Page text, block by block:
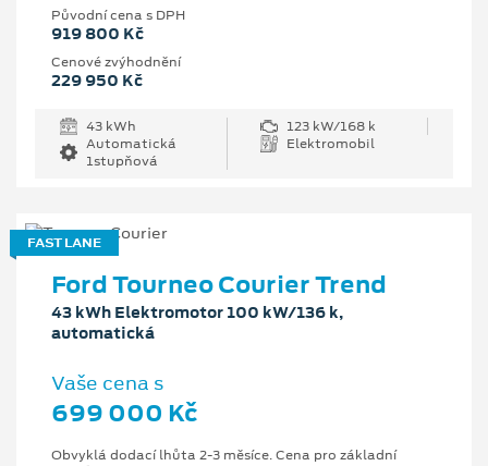
Původní cena s DPH
919 800 Kč
Cenové zvýhodnění
229 950 Kč
43 kWh
123 kW/168 k
Automatická
1stupňová
Elektromobil
FAST LANE
Ford Tourneo Courier Trend
43 kWh Elektromotor 100 kW/136 k,
automatická
Vaše cena s
699 000 Kč
Obvyklá dodací lhůta 2-3 měsíce. Cena pro základní